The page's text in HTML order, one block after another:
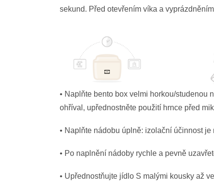
sekund. Před otevřením víka a
• Naplňte bento box velmi horkou/studenou
ohříval, upřednostněte použití hrnce před
• Naplňte nádobu úplně: izolační účinnost
• Po naplnění nádoby rychle a pevně
• Upřednostňujte jídlo S malými kousky až